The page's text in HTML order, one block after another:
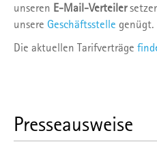
unseren E-Mail-Verteiler
unsere Geschäftsstelle genügt.
Die aktuellen Tarifverträge
Presseausweise